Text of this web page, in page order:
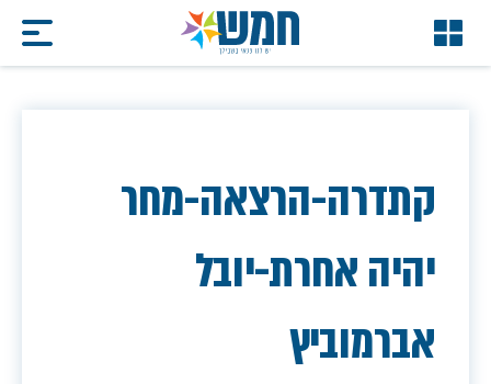
קתדרה-הרצאה-מחר
יהיה אחרת-יובל
אברמוביץ